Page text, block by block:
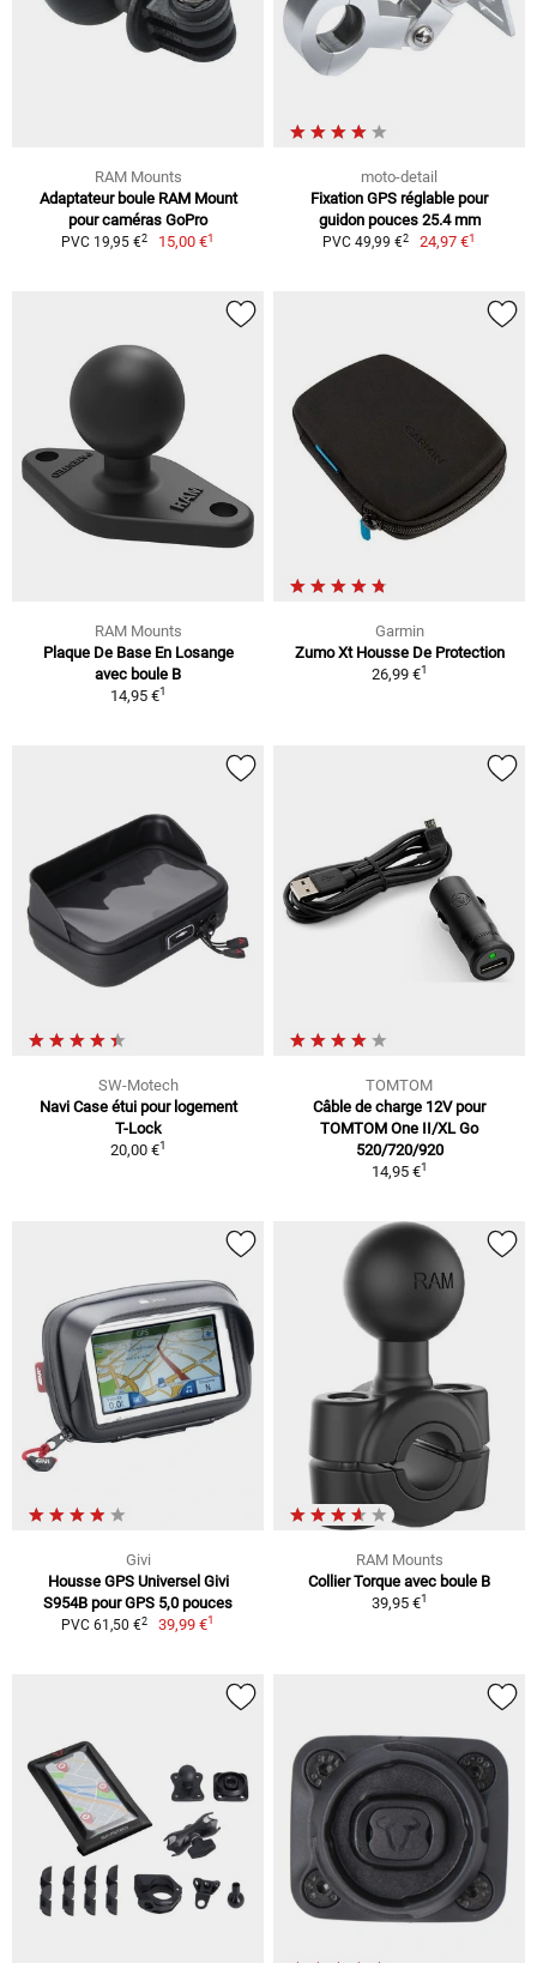
RAM Mounts
Adaptateur boule RAM Mount
pour caméras GoPro
PVC 19,95 €2 15,00 €1
moto-detail
Fixation GPS réglable pour
guidon pouces 25.4 mm
PVC 49,99 €2 24,97 €1
RAM Mounts
Plaque De Base En Losange
avec boule B
14,95 €1
Garmin
Zumo Xt Housse De Protection
26,99 €1
SW-Motech
Navi Case étui pour logement
T-Lock
20,00 €1
TOMTOM
Câble de charge 12V pour
TOMTOM One II/XL Go
520/720/920
14,95 €1
Givi
Housse GPS Universel Givi
S954B pour GPS 5,0 pouces
PVC 61,50 €2 39,99 €1
RAM Mounts
Collier Torque avec boule B
39,95 €1